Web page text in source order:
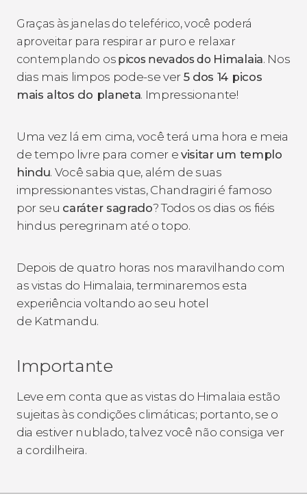
Graças às janelas do teleférico, você poderá
aproveitar para respirar ar puro e relaxar
contemplando os picos nevados do Himalaia. Nos
dias mais limpos pode-se ver 5 dos 14 picos
mais altos do planeta. Impressionante!
Uma vez lá em cima, você terá uma hora e meia
de tempo livre para comer evisitar um templo
hindu. Você sabia que, além de suas
impressionantes vistas, Chandragiri é famoso
por seu caráter sagrado? Todos os dias os fiéis
hindus peregrinam até o topo.
Depois de quatro horas nos maravilhando com
as vistas do Himalaia, terminaremos esta
experiência voltando ao seu hotel
de Katmandu.
Importante
Leve em conta que as vistas do Himalaia estão
sujeitas às condições climáticas; portanto, se o
dia estiver nublado, talvez você não consiga ver
a cordilheira.